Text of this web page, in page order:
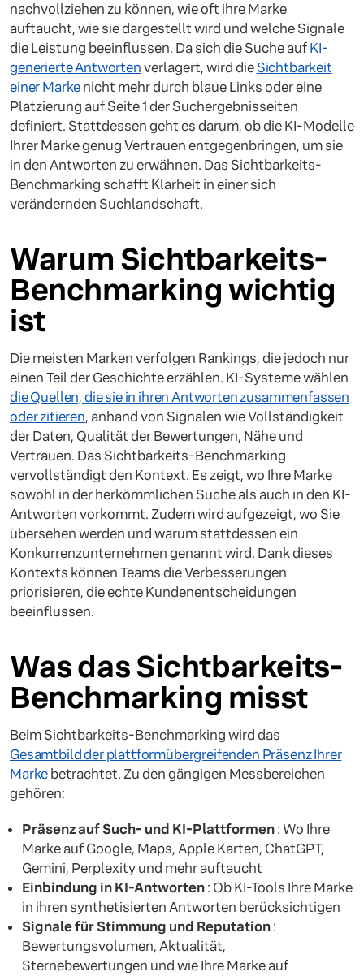
nachvollziehen zu können, wie oft ihre Marke
auftaucht, wie sie dargestellt wird und welche Signale
die Leistung beeinflussen. Da sich die Suche aufKI-
generierte Antwortenverlagert, wird dieSichtbarkeit
einer Markenicht mehr durch blaue Links oder eine
Platzierung auf Seite 1 der Suchergebnisseiten
definiert. Stattdessen geht es darum, ob die KI-Modelle
Ihrer Marke genug Vertrauen entgegenbringen, um sie
in den Antworten zu erwähnen. Das Sichtbarkeits-
Benchmarking schafft Klarheit in einer sich
verändernden Suchlandschaft.
Warum Sichtbarkeits-
Benchmarking wichtig
ist
Die meisten Marken verfolgen Rankings, die jedoch nur
einen Teil der Geschichte erzählen. KI-Systeme wählen
die Quellen, die sie in ihren Antworten zusammenfassen
oder zitieren, anhand von Signalen wie Vollständigkeit
der Daten, Qualität der Bewertungen, Nähe und
Vertrauen. Das Sichtbarkeits-Benchmarking
vervollständigt den Kontext. Es zeigt, wo Ihre Marke
sowohl in der herkömmlichen Suche als auch in den KI-
Antworten vorkommt. Zudem wird aufgezeigt, wo Sie
übersehen werden und warum stattdessen ein
Konkurrenzunternehmen genannt wird. Dank dieses
Kontexts können Teams die Verbesserungen
priorisieren, die echte Kundenentscheidungen
beeinflussen.
Was das Sichtbarkeits-
Benchmarking misst
Beim Sichtbarkeits-Benchmarking wird das
Gesamtbild der plattformübergreifenden Präsenz Ihrer
Markebetrachtet. Zu den gängigen Messbereichen
gehören:
Präsenz auf Such- und KI-Plattformen: Wo Ihre
Marke auf Google, Maps, Apple Karten, ChatGPT,
Gemini, Perplexity und mehr auftaucht
Einbindung in KI-Antworten: Ob KI-Tools Ihre Marke
in ihren synthetisierten Antworten berücksichtigen
Signale für Stimmung und Reputation:
Bewertungsvolumen, Aktualität,
Sternebewertungen und wie Ihre Marke auf